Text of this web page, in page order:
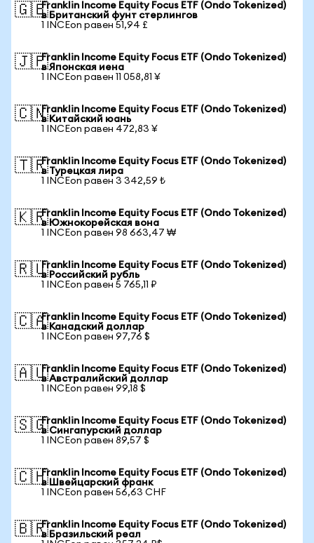
🇬🇧Franklin Income Equity Focus ETF (Ondo Tokenized)
в Британский фунт стерлингов
1 INCEon равен 51,94 £
🇯🇵Franklin Income Equity Focus ETF (Ondo Tokenized)
в Японская иена
1 INCEon равен 11 058,81 ¥
🇨🇳Franklin Income Equity Focus ETF (Ondo Tokenized)
в Китайский юань
1 INCEon равен 472,83 ¥
🇹🇷Franklin Income Equity Focus ETF (Ondo Tokenized)
в Турецкая лира
1 INCEon равен 3 342,59 ₺
🇰🇷Franklin Income Equity Focus ETF (Ondo Tokenized)
в Южнокорейская вона
1 INCEon равен 98 663,47 ₩
🇷🇺Franklin Income Equity Focus ETF (Ondo Tokenized)
в Российский рубль
1 INCEon равен 5 765,11 ₽
🇨🇦Franklin Income Equity Focus ETF (Ondo Tokenized)
в Канадский доллар
1 INCEon равен 97,76 $
🇦🇺Franklin Income Equity Focus ETF (Ondo Tokenized)
в Австралийский доллар
1 INCEon равен 99,18 $
🇸🇬Franklin Income Equity Focus ETF (Ondo Tokenized)
в Сингапурский доллар
1 INCEon равен 89,57 $
🇨🇭Franklin Income Equity Focus ETF (Ondo Tokenized)
в Швейцарский франк
1 INCEon равен 56,63 CHF
🇧🇷Franklin Income Equity Focus ETF (Ondo Tokenized)
в Бразильский реал